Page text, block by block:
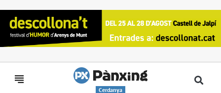
Cerdanya